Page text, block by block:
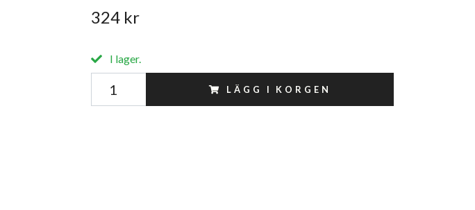
324 kr
I lager.
LÄGG I KORGEN